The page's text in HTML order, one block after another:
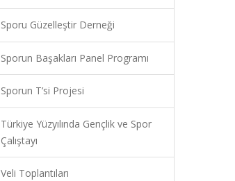
Sporu Güzelleştir Derneği
Sporun Başakları Panel Programı
Sporun T’si Projesi
Türkiye Yüzyılında Gençlik ve Spor
Çalıştayı
Veli Toplantıları